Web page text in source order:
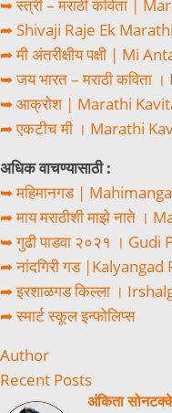
➥ स्त्री – मराठी कविता |
➦ Shivaji Raje Ek
➦ मी अंतरीक्षीय पक्षी | Mi
➥ जय भारत – मराठी कविता
➥ आक्रोश | Marathi
➦ एकटीच मी । Marathi
अधिक वाचण्यासाठी :
➥ महिमानगड |
➦ माय मराठीशी माझे नाते
➥ गुढी पाडवा २०२१ । Gudi
➦ नांदगिरी गड
➦ इरशाळगड किल्ला ।
➦ स्मार्ट स्कूल इन्फोलिप्स
Author
Recent Posts
अंकिता